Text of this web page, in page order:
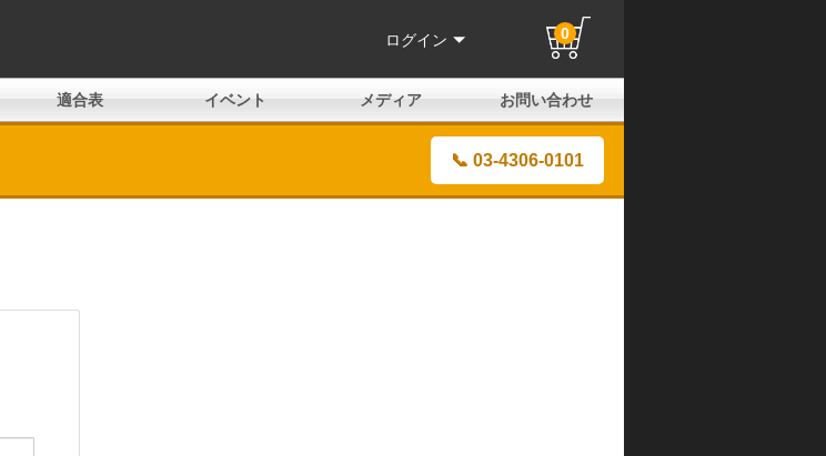
ログイン 0
適合表 イベント メディア お問い合わせ
📞 03-4306-0101